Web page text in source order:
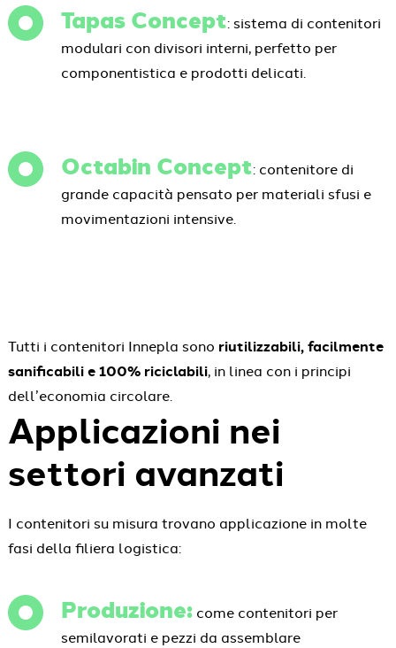
Tapas Concept: sistema di contenitori
modulari con divisori interni, perfetto per
componentistica e prodotti delicati.
Octabin Concept: contenitore di
grande capacità pensato per materiali sfusi e
movimentazioni intensive.
Tutti i contenitori Innepla sono riutilizzabili, facilmente
sanificabili e 100% riciclabili, in linea con i principi
dell’economia circolare.
Applicazioni nei
settori avanzati
I contenitori su misura trovano applicazione in molte
fasi della filiera logistica:
Produzione:come contenitori per
semilavorati e pezzi da assemblare